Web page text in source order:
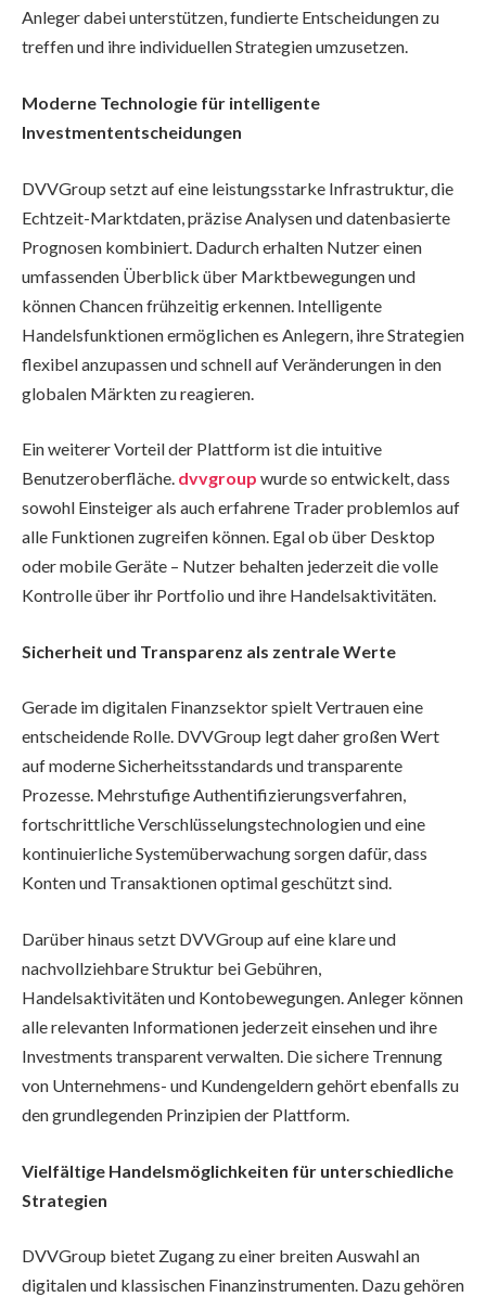
Anleger dabei unterstützen, fundierte Entscheidungen zu
treffen und ihre individuellen Strategien umzusetzen.
Moderne Technologie für intelligente
Investmententscheidungen
DVVGroup setzt auf eine leistungsstarke Infrastruktur, die
Echtzeit-Marktdaten, präzise Analysen und datenbasierte
Prognosen kombiniert. Dadurch erhalten Nutzer einen
umfassenden Überblick über Marktbewegungen und
können Chancen frühzeitig erkennen. Intelligente
Handelsfunktionen ermöglichen es Anlegern, ihre Strategien
flexibel anzupassen und schnell auf Veränderungen in den
globalen Märkten zu reagieren.
Ein weiterer Vorteil der Plattform ist die intuitive
Benutzeroberfläche. dvvgroup wurde so entwickelt, dass
sowohl Einsteiger als auch erfahrene Trader problemlos auf
alle Funktionen zugreifen können. Egal ob über Desktop
oder mobile Geräte – Nutzer behalten jederzeit die volle
Kontrolle über ihr Portfolio und ihre Handelsaktivitäten.
Sicherheit und Transparenz als zentrale Werte
Gerade im digitalen Finanzsektor spielt Vertrauen eine
entscheidende Rolle. DVVGroup legt daher großen Wert
auf moderne Sicherheitsstandards und transparente
Prozesse. Mehrstufige Authentifizierungsverfahren,
fortschrittliche Verschlüsselungstechnologien und eine
kontinuierliche Systemüberwachung sorgen dafür, dass
Konten und Transaktionen optimal geschützt sind.
Darüber hinaus setzt DVVGroup auf eine klare und
nachvollziehbare Struktur bei Gebühren,
Handelsaktivitäten und Kontobewegungen. Anleger können
alle relevanten Informationen jederzeit einsehen und ihre
Investments transparent verwalten. Die sichere Trennung
von Unternehmens- und Kundengeldern gehört ebenfalls zu
den grundlegenden Prinzipien der Plattform.
Vielfältige Handelsmöglichkeiten für unterschiedliche
Strategien
DVVGroup bietet Zugang zu einer breiten Auswahl an
digitalen und klassischen Finanzinstrumenten. Dazu gehören